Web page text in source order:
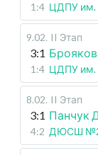
1:4 ЦДПУ им.
9.02. II Этап
3:1
1:4 ЦДПУ им.
8.02. II Этап
3:1 Панчук
4:2 ДЮСШ №2